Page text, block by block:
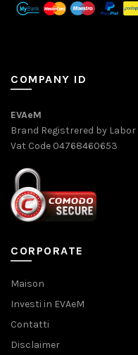
COMPANY ID
EVAeM
Brand Registrered by Labor
Vat Code 04768460653
CORPORATE
Maison
Investi in EVAeM
Contatti
Disclaimer